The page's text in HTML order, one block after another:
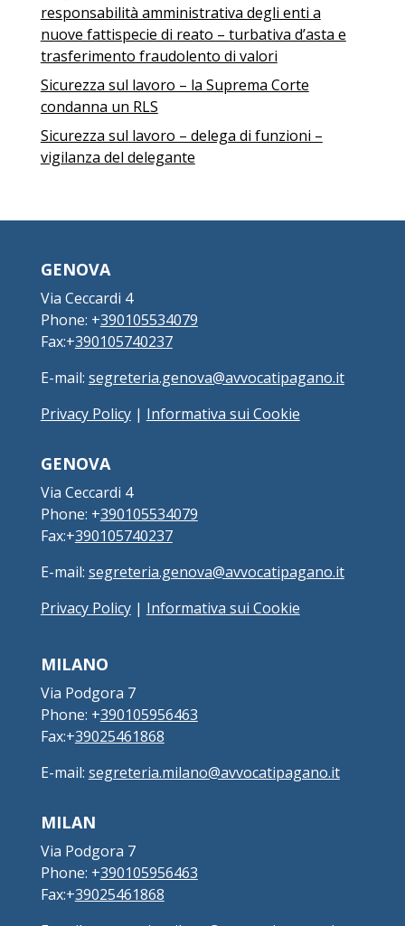
responsabilità amministrativa degli enti a
nuove fattispecie di reato – turbativa d’asta e
trasferimento fraudolento di valori
Sicurezza sul lavoro – la Suprema Corte
condanna un RLS
Sicurezza sul lavoro – delega di funzioni –
vigilanza del delegante
GENOVA
Via Ceccardi 4
Phone: +390105534079
Fax:+390105740237
E-mail: segreteria.genova@avvocatipagano.it
Privacy Policy| Informativa sui Cookie
GENOVA
Via Ceccardi 4
Phone: +390105534079
Fax:+390105740237
E-mail: segreteria.genova@avvocatipagano.it
Privacy Policy| Informativa sui Cookie
MILANO
Via Podgora 7
Phone: +390105956463
Fax:+39025461868
E-mail: segreteria.milano@avvocatipagano.it
MILAN
Via Podgora 7
Phone: +390105956463
Fax:+39025461868